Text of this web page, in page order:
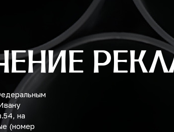
на
(номер